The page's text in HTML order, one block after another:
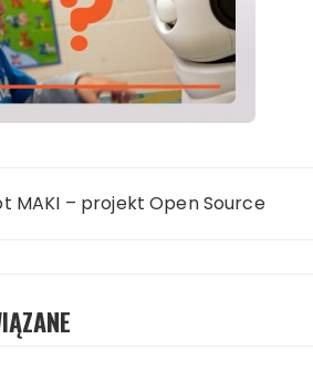
MAKI – projekt Open Source